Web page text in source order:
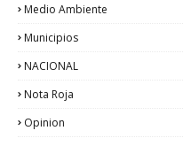
Medio Ambiente
Municipios
NACIONAL
Nota Roja
Opinion